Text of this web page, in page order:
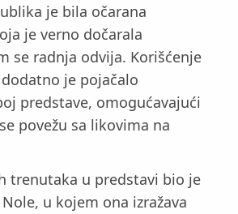
je bila očarana
je verno dočarala
se radnja odvija. Korišćenje
je pojačalo
predstave, omogućavajući
povežu sa likovima na
trenutaka u predstavi bio je
u kojem ona izražava